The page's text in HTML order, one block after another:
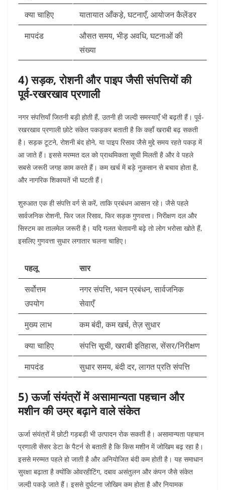
क्या चाहिए
यातायात आँकड़े, घटनाएँ, आयोजन कैलेंडर
मापदंड
औसत समय, भीड़ अवधि, घटनाओं की
संख्या
4) सड़क, रोशनी और पाइप जैसी संपत्तियों की
पूर्व-रखरखाव प्रणाली
नगर संपत्तियाँ जितनी बड़ी होती हैं, उतनी ही जल्दी समस्याएँ भी बढ़ती हैं। पूर्व-
रखरखाव प्रणाली छोटे संकेत पकड़कर बताती है कि कहाँ खराबी बढ़ सकती
है। सड़क टूटने, रोशनी बंद होने, या पाइप रिसाव जैसे मुद्दे समय रहते पकड़ में
आ जाते हैं। इससे मरम्मत दल को प्राथमिकता सूची मिलती है और वे पहले
सबसे जरूरी जगह काम करते हैं। कम खर्च में बड़े नुकसान से बचाव होता है,
और नागरिक शिकायतें भी घटती हैं।
शुरुआत एक ही संपत्ति वर्ग से करें, ताकि प्रबंधन आसान रहे। जैसे पहले
सार्वजनिक रोशनी, फिर जल रिसाव, फिर सड़क गुणवत्ता। निरीक्षण दल और
सिस्टम का तालमेल जरूरी है। यदि गलत चेतावनी बढ़े तो लोग भरोसा खोते हैं,
इसलिए गुणवत्ता सुधार लगातार चलना चाहिए।
पहलू
सार
सर्वोत्तम
उपयोग
नगर संपत्ति, भवन प्रबंधन, सार्वजनिक
सेवाएँ
मुख्य लाभ
कम बंदी, कम खर्च, तेज़ सुधार
क्या चाहिए
संपत्ति सूची, खराबी इतिहास, सेंसर/निरीक्षण
मापदंड
सुधार समय, बंदी दर, लागत प्रति संपत्ति
5) ऊर्जा संयंत्रों में असामान्यता पहचान और
मशीन की उम्र बढ़ाने वाले संकेत
ऊर्जा संयंत्रों में छोटी गड़बड़ी भी उत्पादन रोक सकती है। असामान्यता पहचान
प्रणाली सेंसर डेटा के पैटर्न से बताती है कि किस मशीन में जोखिम बढ़ रहा है।
इससे मरम्मत पहले हो जाती है और अनियोजित बंदी कम होती है। यह समाधान
सुरक्षा बढ़ाता है क्योंकि ओवरहीटिंग, दबाव असंतुलन और कंपन जैसे संकेत
जल्दी पकड़े जाते हैं। इससे दुर्घटना जोखिम कम होता है और नियामक